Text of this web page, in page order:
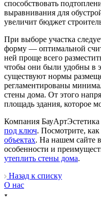
способствовать
выравнивания для
увеличит бюджет
При выборе участка
форму — оптимальной
ней проще всего
чтобы они были удобны в
существуют нормы
регламентированы
стены дома. От этого
площадь здания, которое
Компания БауАртЭстетика
под ключ. Посмотрите, как
объектах. На нашем сайте
особенности и
утеплить стены дома.
Назад к списку
О нас